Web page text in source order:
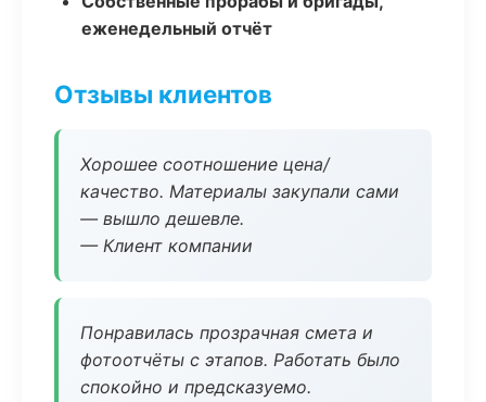
еженедельный отчёт
Отзывы клиентов
Хорошее соотношение цена/
качество. Материалы закупали сами
— вышло дешевле.
— Клиент компании
Понравилась прозрачная смета и
фотоотчёты с этапов. Работать было
спокойно и предсказуемо.